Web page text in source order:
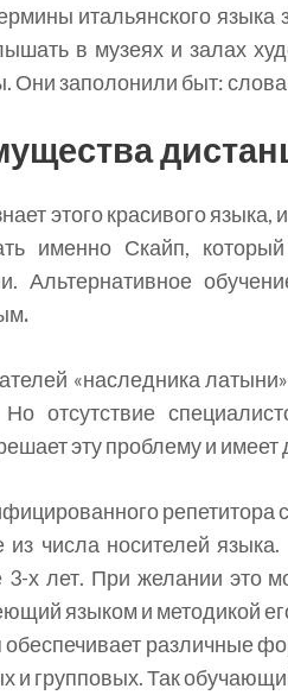
итальянского языка
в музеях и залах
Они заполонили быт: слова
этого красивого
именно Скайп,
Альтернативное
.
«наследника
Но отсутствие
эту проблему и
репетитора
из числа носителей
3-х лет. При желании это
языком и методикой
обеспечивает различные
и групповых. Так